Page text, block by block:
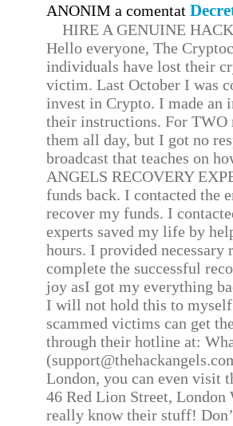
ANONIM a comentat
HIRE A GENUINE
Hello everyone, The
individuals have lost their
victim. Last October I was
invest in Crypto. I made
their instructions. For TWO
them all day, but I got no
broadcast that teaches on
ANGELS RECOVERY
funds back. I contacted the
recover my funds. I
experts saved my life by
hours. I provided
complete the successful
joy asI got my everything
I will not hold this to
scammed victims can get
through their hotline at:
London, you can even visit
46 Red Lion Street, London
really know their stuff!